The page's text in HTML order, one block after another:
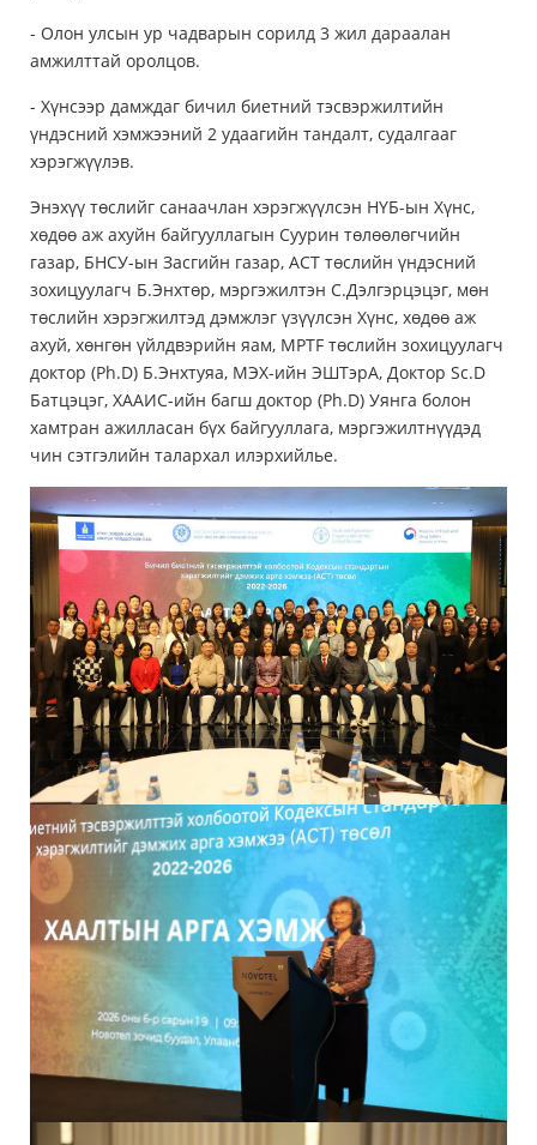
- Олон улсын ур чадварын сорилд 3 жил дараалан
амжилттай оролцов.
- Хүнсээр дамждаг бичил биетний тэсвэржилтийн
үндэсний хэмжээний 2 удаагийн тандалт, судалгааг
хэрэгжүүлэв.
Энэхүү төслийг санаачлан хэрэгжүүлсэн НҮБ-ын Хүнс,
хөдөө аж ахуйн байгууллагын Суурин төлөөлөгчийн
газар, БНСУ-ын Засгийн газар, ACT төслийн үндэсний
зохицуулагч Б.Энхтөр, мэргэжилтэн С.Дэлгэрцэцэг, мөн
төслийн хэрэгжилтэд дэмжлэг үзүүлсэн Хүнс, хөдөө аж
ахуй, хөнгөн үйлдвэрийн яам, MPTF төслийн зохицуулагч
доктор (Ph.D) Б.Энхтуяа, МЭХ-ийн ЭШТэрА, Доктор Sc.D
Батцэцэг, ХААИС-ийн багш доктор (Ph.D) Уянга болон
хамтран ажилласан бүх байгууллага, мэргэжилтнүүдэд
чин сэтгэлийн талархал илэрхийлье.